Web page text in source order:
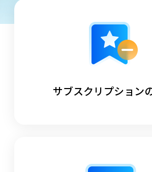
サブスクリプション